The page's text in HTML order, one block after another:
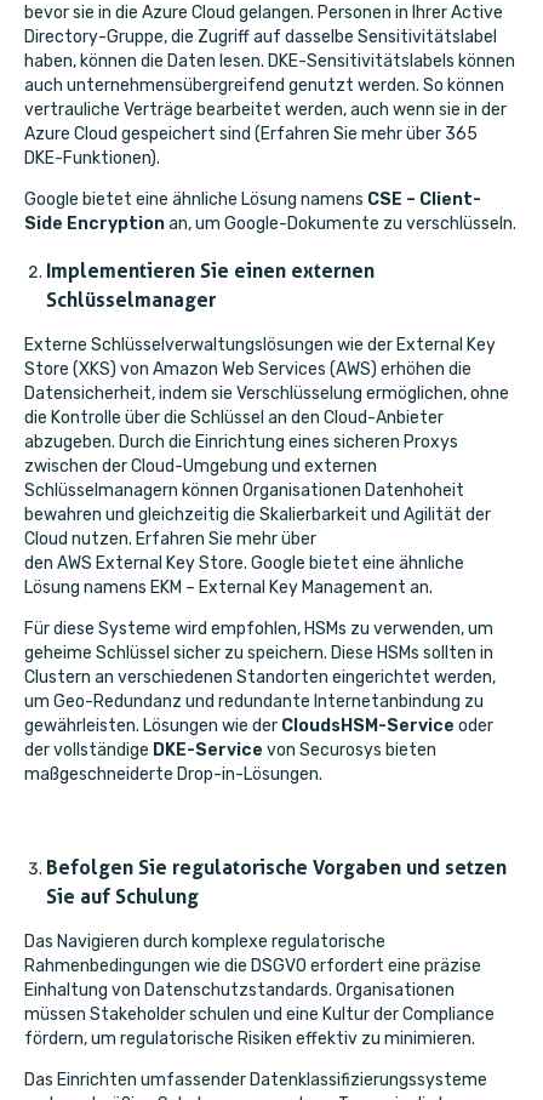
bevor sie in die Azure Cloud gelangen. Personen in Ihrer Active
Directory-Gruppe, die Zugriff auf dasselbe Sensitivitätslabel
haben, können die Daten lesen. DKE-Sensitivitätslabels können
auch unternehmensübergreifend genutzt werden. So können
vertrauliche Verträge bearbeitet werden, auch wenn sie in der
Azure Cloud gespeichert sind (Erfahren Sie mehr über 365
DKE-Funktionen).
Google bietet eine ähnliche Lösung namens CSE – Client-
Side Encryptionan, um Google-Dokumente zu verschlüsseln.
Implementieren Sie einen externen
Schlüsselmanager
Externe Schlüsselverwaltungslösungen wie der External Key
Store (XKS) von Amazon Web Services (AWS) erhöhen die
Datensicherheit, indem sie Verschlüsselung ermöglichen, ohne
die Kontrolle über die Schlüssel an den Cloud-Anbieter
abzugeben. Durch die Einrichtung eines sicheren Proxys
zwischen der Cloud-Umgebung und externen
Schlüsselmanagern können Organisationen Datenhoheit
bewahren und gleichzeitig die Skalierbarkeit und Agilität der
Cloud nutzen. Erfahren Sie mehr über
den AWS External Key Store. Google bietet eine ähnliche
Lösung namens EKM – External Key Management an.
Für diese Systeme wird empfohlen, HSMs zu verwenden, um
geheime Schlüssel sicher zu speichern. Diese HSMs sollten in
Clustern an verschiedenen Standorten eingerichtet werden,
um Geo-Redundanz und redundante Internetanbindung zu
gewährleisten. Lösungen wie der CloudsHSM-Service oder
der vollständige DKE-Service von Securosys bieten
maßgeschneiderte Drop-in-Lösungen.
Befolgen Sie regulatorische Vorgaben und setzen
Sie auf Schulung
Das Navigieren durch komplexe regulatorische
Rahmenbedingungen wie die DSGVO erfordert eine präzise
Einhaltung von Datenschutzstandards. Organisationen
müssen Stakeholder schulen und eine Kultur der Compliance
fördern, um regulatorische Risiken effektiv zu minimieren.
Das Einrichten umfassender Datenklassifizierungssysteme